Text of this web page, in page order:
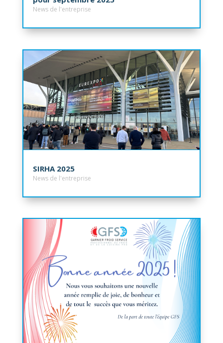
News de l'entreprise
SIRHA 2025
News de l'entreprise